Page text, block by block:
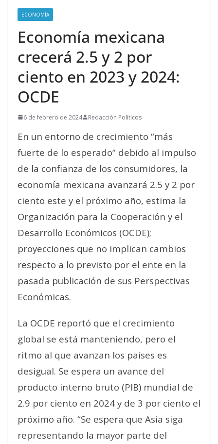
ECONOMÍA
Economía mexicana
crecerá 2.5 y 2 por
ciento en 2023 y 2024:
OCDE
6 de febrero de 2024 Redacción Políticos
En un entorno de crecimiento “más
fuerte de lo esperado” debido al impulso
de la confianza de los consumidores, la
economía mexicana avanzará 2.5 y 2 por
ciento este y el próximo año, estima la
Organización para la Cooperación y el
Desarrollo Económicos (OCDE);
proyecciones que no implican cambios
respecto a lo previsto por el ente en la
pasada publicación de sus Perspectivas
Económicas.
La OCDE reportó que el crecimiento
global se está manteniendo, pero el
ritmo al que avanzan los países es
desigual. Se espera un avance del
producto interno bruto (PIB) mundial de
2.9 por ciento en 2024 y de 3 por ciento el
próximo año. “Se espera que Asia siga
representando la mayor parte del